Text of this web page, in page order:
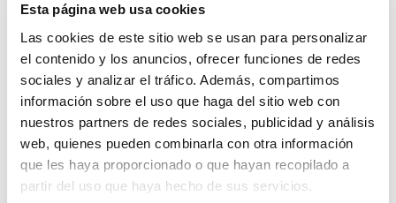
Esta página web usa cookies
Las cookies de este sitio web se usan para personalizar
el contenido y los anuncios, ofrecer funciones de redes
sociales y analizar el tráfico. Además, compartimos
información sobre el uso que haga del sitio web con
nuestros partners de redes sociales, publicidad y análisis
web, quienes pueden combinarla con otra información
que les haya proporcionado o que hayan recopilado a
partir del uso que haya hecho de sus servicios.
Technology
and Engineering
Learn More